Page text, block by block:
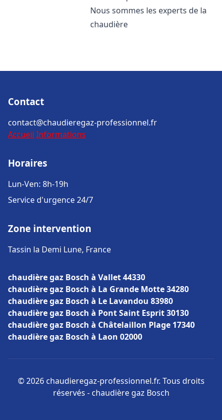
Nous sommes les experts de la
chaudière
Contact
contact@chaudieregaz-professionnel.fr
Accueil Informations
Horaires
Lun-Ven: 8h-19h
Service d'urgence 24/7
Zone intervention
Tassin la Demi Lune, France
chaudière gaz Bosch à Vallet 44330
chaudière gaz Bosch à La Grande Motte 34280
chaudière gaz Bosch à Le Lavandou 83980
chaudière gaz Bosch à Pont Saint Esprit 30130
chaudière gaz Bosch à Châtelaillon Plage 17340
chaudière gaz Bosch à Laon 02000
© 2026 chaudieregaz-professionnel.fr. Tous droits
réservés - chaudière gaz Bosch